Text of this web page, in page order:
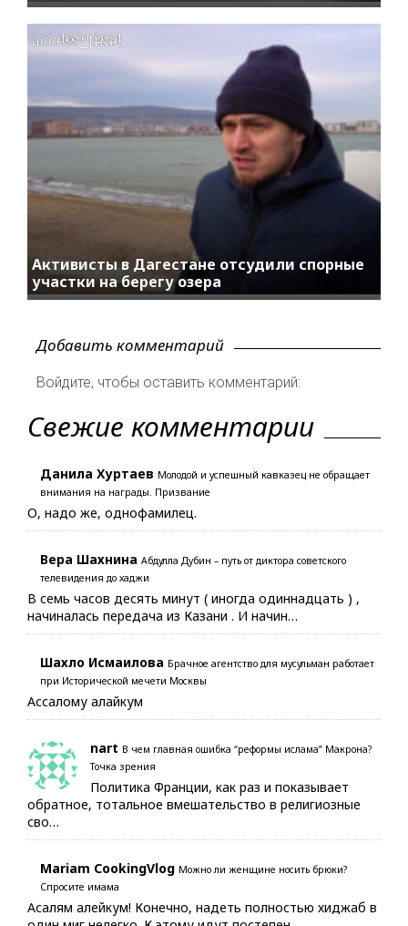
Активисты в Дагестане отсудили спорные
участки на берегу озера
access_time
16.01.2021
Добавить комментарий
Войдите, чтобы оставить комментарий:
Свежие комментарии
Данила Хуртаев Молодой и успешный кавказец не обращает
внимания на награды. Призвание
О, надо же, однофамилец.
Вера Шахнина Абдулла Дубин – путь от диктора советского
телевидения до хаджи
В семь часов десять минут ( иногда одиннадцать ) ,
начиналась передача из Казани . И начин…
Шахло Исмаилова Брачное агентство для мусульман работает
при Исторической мечети Москвы
Ассалому алайкум
nart В чем главная ошибка “реформы ислама” Макрона?
Точка зрения
Политика Франции, как раз и показывает
обратное, тотальное вмешательство в религиозные
сво…
Mariam CookingVlog Можно ли женщине носить брюки?
Спросите имама
Асалям алейкум! Конечно, надеть полностью хиджаб в